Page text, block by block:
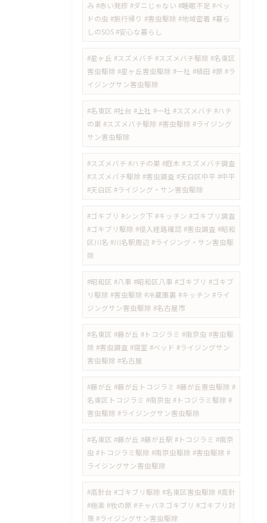
み #赤い発疹 #ダニじゃない #睡眠不足 #ベッ
ドの虫 #旅行帰り #害虫駆除 #地域密着 #暮ら
しのSOS #安心な暮らし
#星ヶ丘 #スズメバチ #スズメバチ駆除 #名東区
害虫駆除 #星ヶ丘害虫駆除 #一社 #植田 #原 #ラ
イジングサン害虫駆除
#名東区 #社台 #上社 #一社 #スズメバチ #ハチ
の巣 #スズメバチ駆除 #害虫駆除 #ライジング
サン害虫駆除
#スズメバチ #ハチの巣 #庭木 #スズメバチ調査
#スズメバチ駆除 #害虫調査 #天白区中平 #中平
#天白区 #ライジング・サン害虫駆除
#ゴキブリ #シンク下 #キッチン #ゴキブリ調査
#ゴキブリ駆除 #侵入経路確認 #害虫調査 #昭和
区川名 #川名駅周辺 #ライジング・サン害虫駆
除
#昭和区 #八事 #昭和区八事 #ゴキブリ #ゴキブ
リ駆除 #害虫駆除 #冷蔵庫裏 #キッチン #ライ
ジングサン害虫駆除 #名古屋市
#名東区 #藤が丘 #トコジラミ #南京虫 #害虫駆
除 #害虫調査 #寝室 #ベッド #ライジングサン
害虫駆除 #名古屋
#藤が丘 #藤が丘トコジラミ #藤が丘害虫駆除 #
名東区トコジラミ #南京虫 #トコジラミ駆除 #
害虫駆除 #ライジングサン害虫駆除
#名東区 #藤が丘 #藤が丘駅 #トコジラミ #南京
虫 #トコジラミ駆除 #南京虫駆除 #害虫駆除 #
ライジングサン害虫駆除
#高針台 #ゴキブリ駆除 #名東区害虫駆除 #高針
#極楽 #牧の原 #チャバネゴキブリ #ゴキブリ対
策 #ライジングサン害虫駆除